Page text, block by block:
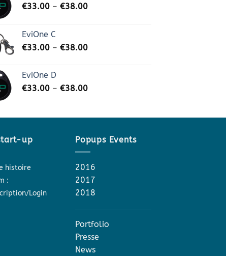
€33.00 – €38.00
EviOne C
€33.00 – €38.00
EviOne D
€33.00 – €38.00
up
histoire
:
Login
Popups Events
2016
2017
2018
Portfolio
Presse
News